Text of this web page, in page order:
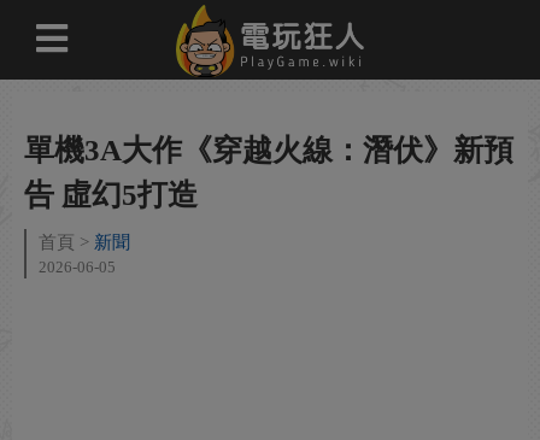
單機3A大作《穿越火線：潛伏》新預
告 虛幻5打造
首頁 新聞
2026-06-05